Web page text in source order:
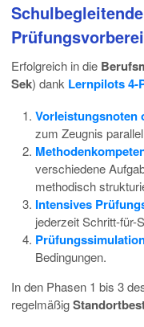
Erfolgreich in die
Sek) dank Lernpilots 4-
Vorleistungsnoten
zum Zeugnis
verschiedene
methodisch
Intensives
jederzeit Schritt-für-
Bedingungen.
In den Phasen 1 bis 3
regelmäßig